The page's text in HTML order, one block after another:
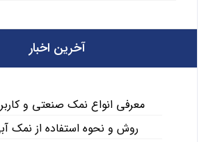
آخرین اخبار
معرفی انواع نمک صنعتی و
روش و نحوه استفاده از نمک